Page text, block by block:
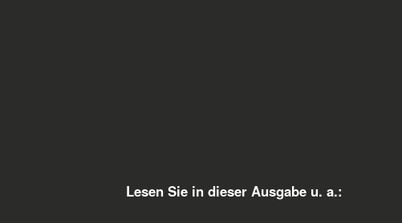
Lesen Sie in dieser Ausgabe u. a.: